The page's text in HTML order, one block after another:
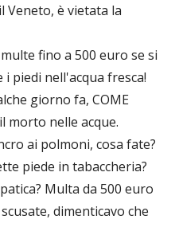
Veneto, è vietata la
fino a 500 euro se si
piedi nell'acqua fresca!
giorno fa, COME
morto nelle acque.
ai polmoni, cosa fate?
piede in tabaccheria?
Multa da 500 euro
dimenticavo che